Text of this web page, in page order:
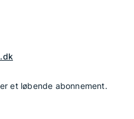
et løbende abonnement.